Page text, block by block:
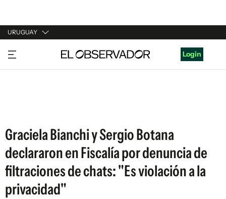
URUGUAY
URUGUAY
ARGENTINA
Login
Graciela Bianchi y Sergio Botana
declararon en Fiscalía por denuncia de
filtraciones de chats: "Es violación a la
privacidad"